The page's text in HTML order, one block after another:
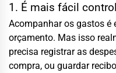
1. É mais fácil
Acompanhar os gastos é
orçamento. Mas isso
precisa registrar as
compra, ou guardar